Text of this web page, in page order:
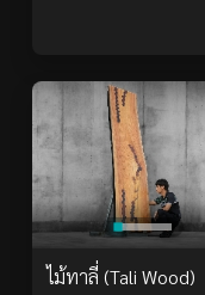
ไม้ทาลี่ (Tali Wood)